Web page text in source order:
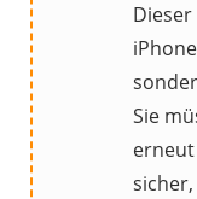
Sie
sicher,